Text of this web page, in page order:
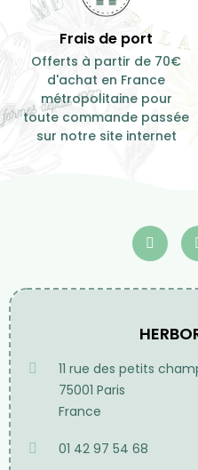
Frais de port
Offerts à partir de 70€
d'achat en France
métropolitaine pour
toute commande passée
sur notre site internet
11 rue des petits
75001 Paris
France
01 42 97 54 68